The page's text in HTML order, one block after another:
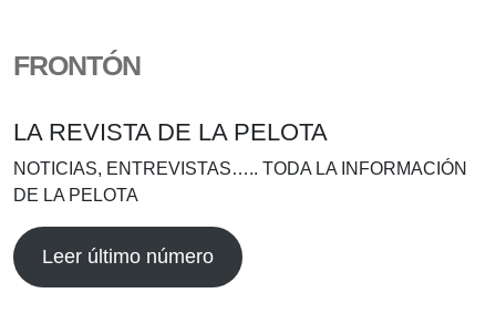
FRONTÓN
LA REVISTA DE LA PELOTA
NOTICIAS, ENTREVISTAS….. TODA LA INFORMACIÓN
DE LA PELOTA
Leer último número